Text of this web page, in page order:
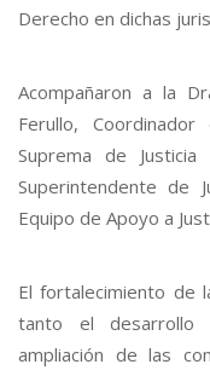
Derecho en dichas
Acompañaron a la
Ferullo,
Suprema de
Superintendente de
Equipo de Apoyo a
El fortalecimiento de
tanto el desarrollo
ampliación de las